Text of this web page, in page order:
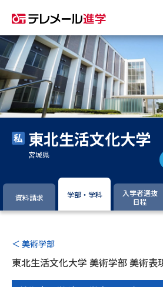
資料請求
大学・短大の資料種類から請求
大学パンフ 学部
大学
過去問題集
専門学校の資料請求 大学
東北生活文化大学
宮城県
資料請求 学部・学科
入学者選抜
日程
＜ 美術学部
東北生活文化大学 美術学部 美術表